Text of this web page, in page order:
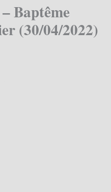
Baptême
(30/04/2022)